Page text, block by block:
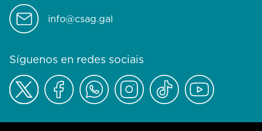
info@csag.gal
Síguenos en redes sociais